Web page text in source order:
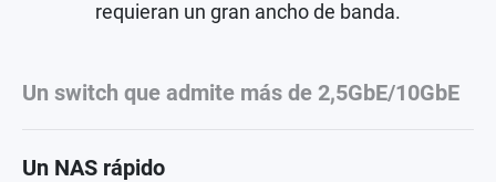
requieran un gran ancho de banda.
Un switch que admite más de 2,5GbE/10GbE
Un NAS rápido